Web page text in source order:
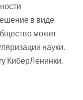
в виде
может
науки.
КиберЛенинки.